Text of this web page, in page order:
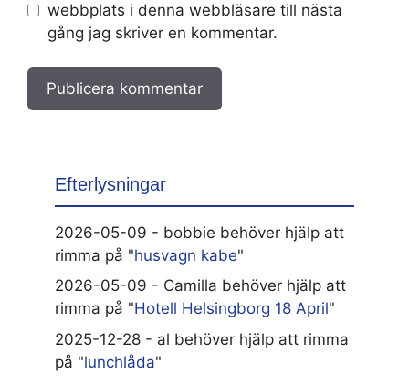
webbplats i denna webbläsare till nästa
gång jag skriver en kommentar.
Efterlysningar
2026-05-09 - bobbie behöver hjälp att
rimma på "husvagn kabe"
2026-05-09 - Camilla behöver hjälp att
rimma på "Hotell Helsingborg 18 April"
2025-12-28 - al behöver hjälp att rimma
på "lunchlåda"